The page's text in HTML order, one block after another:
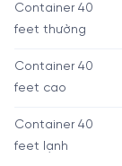
Container 40
feet thường
Container 40
feet cao
Container 40
feet lạnh